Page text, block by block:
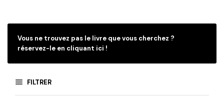
Vous ne trouvez pas le livre que vous cherchez ?
réservez-le en cliquant ici !
FILTRER